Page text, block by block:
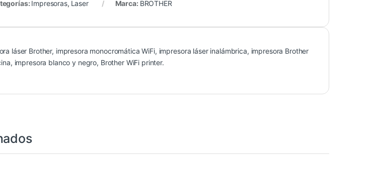
Impresoras, Laser Marca: BROTHER
láser Brother, impresora monocromática WiFi, impresora láser inalámbrica, impresora Brother
impresora blanco y negro, Brother WiFi printer.